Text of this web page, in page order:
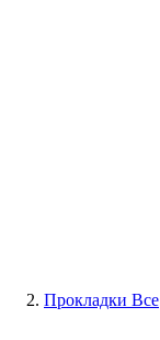
Прокладки Все